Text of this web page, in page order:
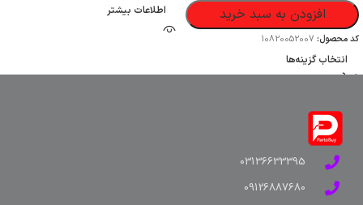
افزودن به سبد خرید
کد محصول: 10820052007
انتخاب گزینه‌ها
اطلاعات بیشتر
03136633395
09126887680